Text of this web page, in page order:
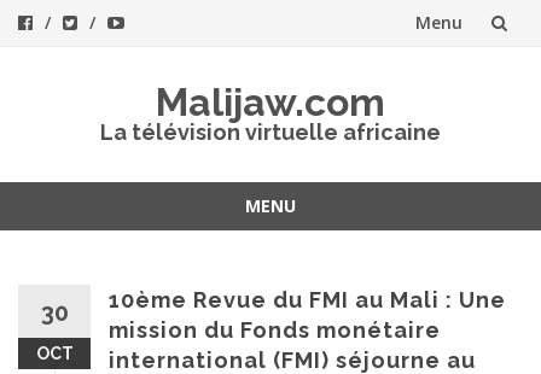
Menu
Malijaw.com
La télévision virtuelle africaine
MENU
30
OCT
10ème Revue du FMI au Mali : Une
mission du Fonds monétaire
international (FMI) séjourne au